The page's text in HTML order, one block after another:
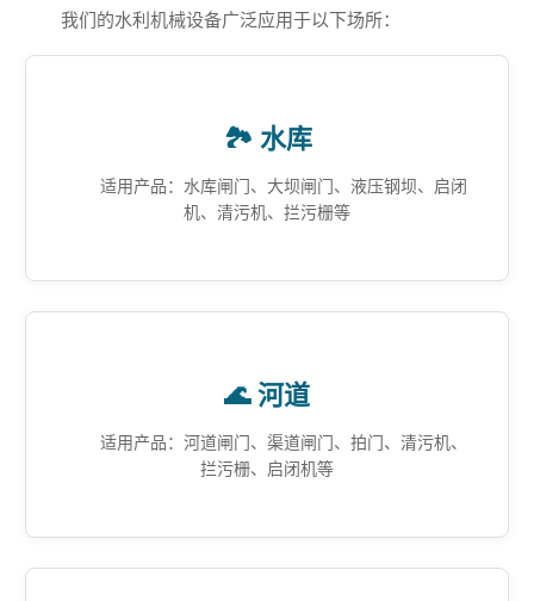
我们的水利机械设备广泛应用于以下场所：
🏞️ 水库
适用产品：水库闸门、大坝闸门、液压钢坝、启闭
机、清污机、拦污栅等
🌊 河道
适用产品：河道闸门、渠道闸门、拍门、清污机、
拦污栅、启闭机等